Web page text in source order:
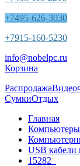
+7495-626-3030
+7915-160-5230
info@nobelpc.ru
Корзина
РаспродажаВидео
СумкиОтдых
Главная
Компьютеры
USB кабели
15282_